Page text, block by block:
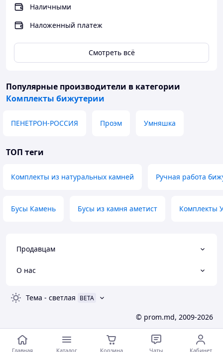
Наличными
Наложенный платеж
Смотреть всё
Популярные производители в категории
Комплекты бижутерии
ПЕНЕТРОН-РОССИЯ Проэм Умняшка
ТОП теги
Комплекты из натуральных камней Ручная работа
Бусы Камень Бусы из камня аметист Комплекты
Продавцам
О нас
Тема - светлая BETA
© prom.md, 2009-2026
Главная Каталог Корзина Чаты Кабинет